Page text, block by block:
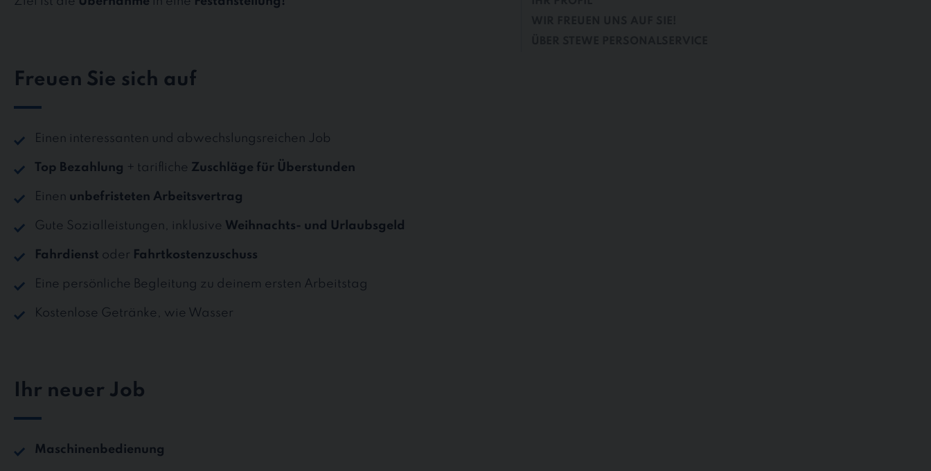
Freuen Sie sich auf
Einen interessanten und abwechslungsreichen Job
Top Bezahlung + tarifliche Zuschläge für Überstunden
Einen unbefristeten Arbeitsvertrag
Gute Sozialleistungen, inklusive Weihnachts- und Urlaubsgeld
Fahrdienst oder Fahrtkostenzuschuss
Eine persönliche Begleitung zu deinem ersten Arbeitstag
Kostenlose Getränke, wie Wasser
Ihr neuer Job
Maschinenbedienung